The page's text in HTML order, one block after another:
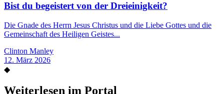
Bist du begeistert von der Dreieinigkeit?
Die Gnade des Herrn Jesus Christus und die Liebe Gottes und die
Gemeinschaft des Heiligen Geistes...
Clinton Manley
12. März 2026
◆
Weiterlesen im Portal